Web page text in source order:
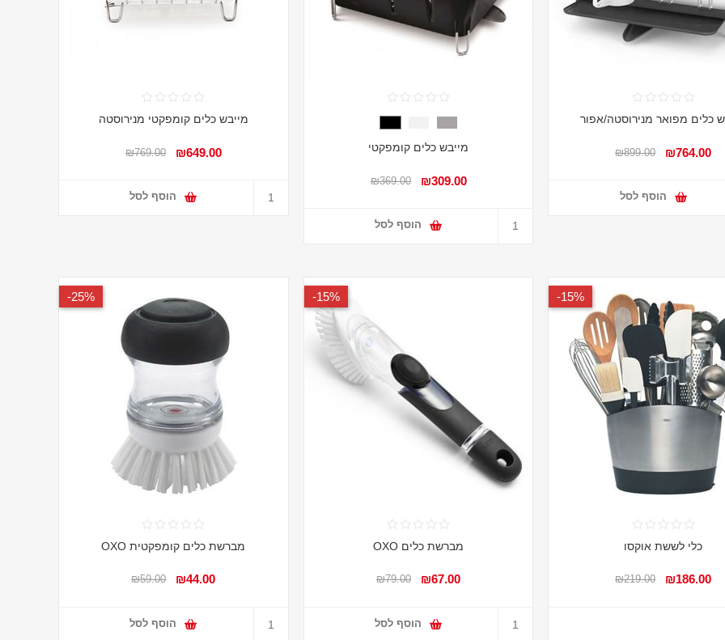
כלים מפואר מנירוסטה/אפור
₪764.00
₪899.00
הוסף לסל
מייבש כלים קומפקטי
₪309.00
₪369.00
הוסף לסל
מייבש כלים קומפקטי מנירוסטה
₪649.00
₪769.00
הוסף לסל
15%-
כלי לששת אוקסו
₪186.00
₪219.00
15%-
מברשת כלים OXO
₪67.00
₪79.00
הוסף לסל
25%-
מברשת כלים קומפקטית OXO
₪44.00
₪59.00
הוסף לסל